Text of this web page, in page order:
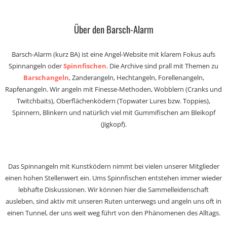
Über den Barsch-Alarm
Barsch-Alarm (kurz BA) ist eine Angel-Website mit klarem Fokus aufs
Spinnangeln oderSpinnfischen. Die Archive sind prall mit Themen zu
Barschangeln, Zanderangeln, Hechtangeln, Forellenangeln,
Rapfenangeln. Wir angeln mit Finesse-Methoden, Wobblern (Cranks und
Twitchbaits), Oberflächenködern (Topwater Lures bzw. Toppies),
Spinnern, Blinkern und natürlich viel mit Gummifischen am Bleikopf
(Jigkopf).
Das Spinnangeln mit Kunstködern nimmt bei vielen unserer Mitglieder
einen hohen Stellenwert ein. Ums Spinnfischen entstehen immer wieder
lebhafte Diskussionen. Wir können hier die Sammelleidenschaft
ausleben, sind aktiv mit unseren Ruten unterwegs und angeln uns oft in
einen Tunnel, der uns weit weg führt von den Phänomenen des Alltags.